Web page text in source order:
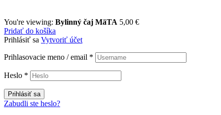
You're viewing: Bylinný čaj MäTA 5,00 €
Pridať do košíka
Prihlásiť sa Vytvoriť účet
Prihlasovacie meno / email *
Heslo *
Prihlásiť sa
Zabudli ste heslo?